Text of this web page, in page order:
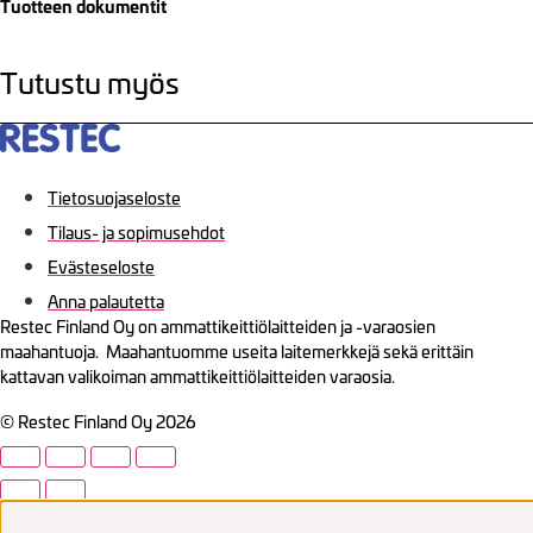
Tuotteen dokumentit
Tutustu myös
Tietosuojaseloste
Tilaus- ja sopimusehdot
Evästeseloste
Anna palautetta
Restec Finland Oy on ammattikeittiölaitteiden ja -varaosien
maahantuoja. Maahantuomme useita laitemerkkejä sekä erittäin
kattavan valikoiman ammattikeittiölaitteiden varaosia.
© Restec Finland Oy 2026